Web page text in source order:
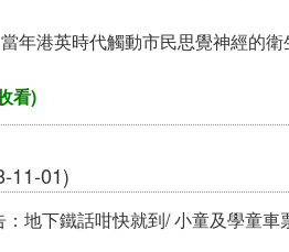
年港英時代觸動市民思覺神經的衛
看)
11-01)
地下鐵話咁快就到/ 小童及學童車